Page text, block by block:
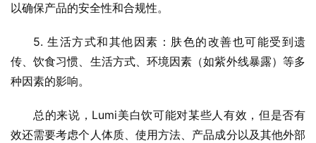
以确保产品的安全性和合规性。
5. 生活方式和其他因素：肤色的改善也可能受到遗
传、饮食习惯、生活方式、环境因素（如紫外线暴露）等多
种因素的影响。
总的来说，Lumi美白饮可能对某些人有效，但是否有
效还需要考虑个人体质、使用方法、产品成分以及其他外部